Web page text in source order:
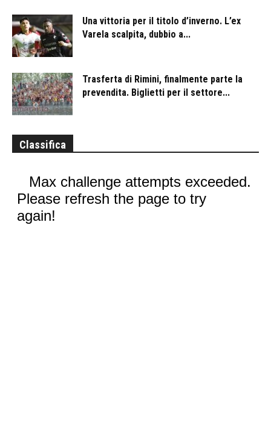
Una vittoria per il titolo d’inverno. L’ex
Varela scalpita, dubbio a...
Trasferta di Rimini, finalmente parte la
prevendita. Biglietti per il settore...
Classifica